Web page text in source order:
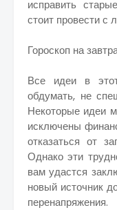
исправить
стоит провести
Гороскоп на
Все идеи в
обдумать, не
Некоторые идеи
исключены
отказаться от
Однако эти
вам удастся
новый источник
перенапряжения.